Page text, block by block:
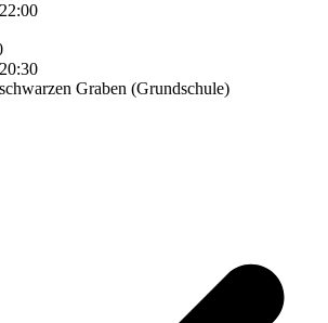
Graben (Grundschule)